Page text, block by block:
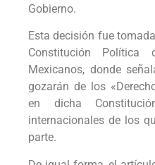
Gobierno.
Esta decisión fue
Constitución Política
Mexicanos, donde
gozarán de los
en dicha
internacionales de los
parte.